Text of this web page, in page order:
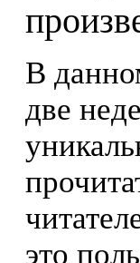
В
две
это